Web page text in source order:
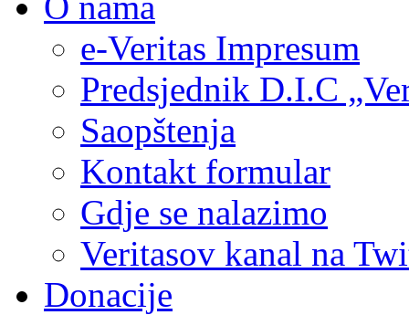
e-Veritas Impresum
Predsjednik D.I.C
Saopštenja
Kontakt formular
Gdje se nalazimo
Veritasov kanal na
Donacije